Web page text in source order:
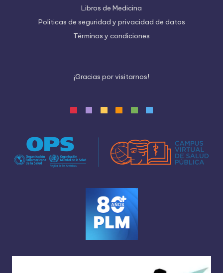
Libros de Medicina
Politicas de seguridad y privacidad de datos
Términos y condiciones
¡Gracias porvisitarnos!